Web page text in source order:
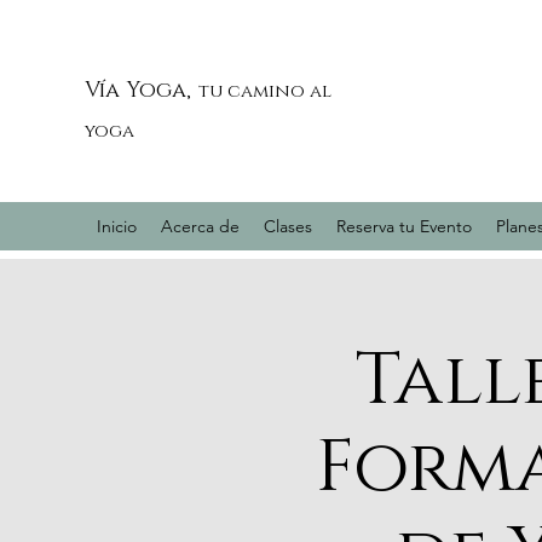
Vía Yoga, tu camino al
yoga
Inicio Acerca de Clases Reserva tu Evento